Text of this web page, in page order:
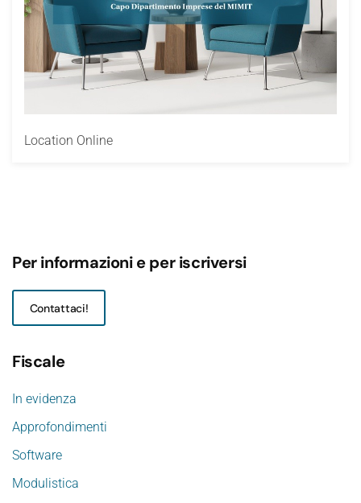
Location Online
Per informazioni e per iscriversi
Contattaci!
Fiscale
In evidenza
Approfondimenti
Software
Modulistica